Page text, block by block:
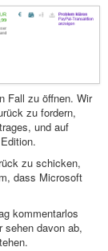
Fall zu öffnen. Wir
zu fordern,
und auf
zu schicken,
dass Microsoft
kommentarlos
davon ab,